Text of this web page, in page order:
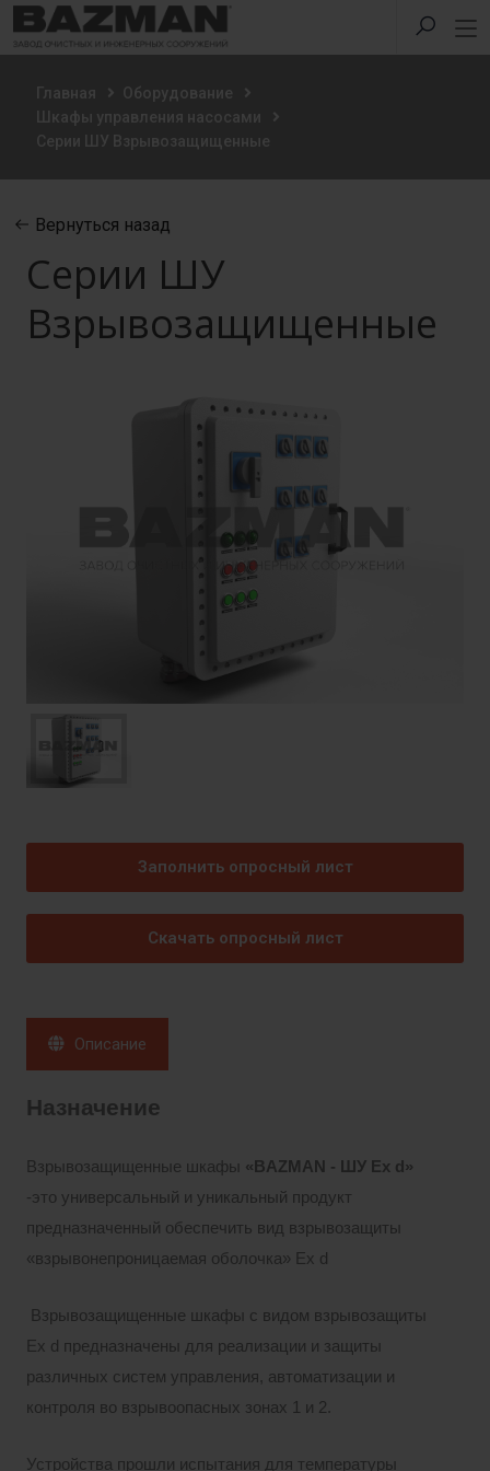
Главная
Оборудование
Шкафы управления насосами
Серии ШУ Взрывозащищенные
Вернуться назад
Серии ШУ
Взрывозащищенные
Заполнить опросный лист
Скачать опросный лист
Описание
Назначение
Взрывозащищенные шкафы «BAZMAN - ШУ Ex d»
-это универсальный и уникальный продукт
предназначенный обеспечить вид взрывозащиты
«взрывонепроницаемая оболочка» Ех d
Взрывозащищенные шкафы с видом взрывозащиты
Ex d предназначены для реализации и защиты
различных систем управления, автоматизации и
контроля во взрывоопасных зонах 1 и 2.
Устройства прошли испытания для температуры